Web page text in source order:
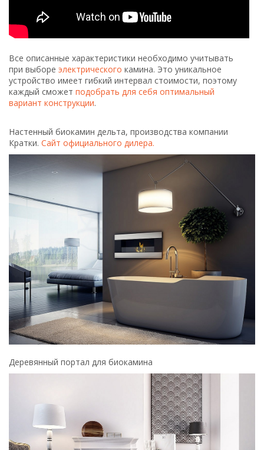
Все описанные характеристики необходимо учитывать
при выборе электрического камина. Это уникальное
устройство имеет гибкий интервал стоимости, поэтому
каждый сможет подобрать для себя оптимальный
вариант конструкции.
Настенный биокамин дельта, производства компании
Кратки. Сайт официального дилера.
Деревянный портал для биокамина